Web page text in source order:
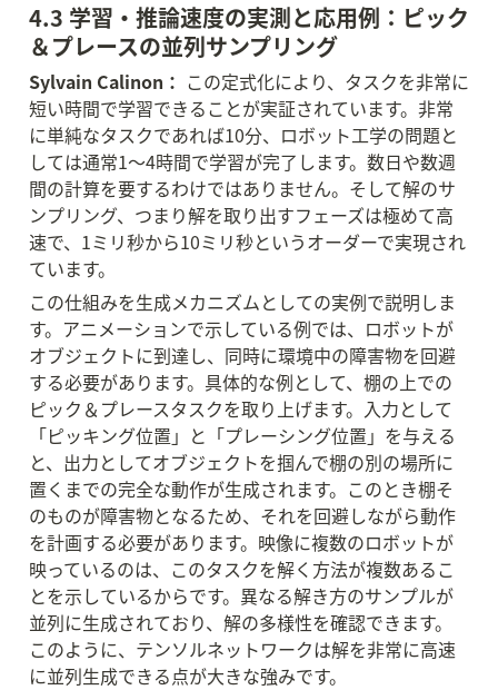
4.3 学習・推論速度の実測と応用例：ピック
＆プレースの並列サンプリング
Sylvain Calinon： この定式化により、タスクを非常に
短い時間で学習できることが実証されています。非常
に単純なタスクであれば10分、ロボット工学の問題と
しては通常1〜4時間で学習が完了します。数日や数週
間の計算を要するわけではありません。そして解のサ
ンプリング、つまり解を取り出すフェーズは極めて高
速で、1ミリ秒から10ミリ秒というオーダーで実現され
ています。
この仕組みを生成メカニズムとしての実例で説明しま
す。アニメーションで示している例では、ロボットが
オブジェクトに到達し、同時に環境中の障害物を回避
する必要があります。具体的な例として、棚の上での
ピック＆プレースタスクを取り上げます。入力として
「ピッキング位置」と「プレーシング位置」を与える
と、出力としてオブジェクトを掴んで棚の別の場所に
置くまでの完全な動作が生成されます。このとき棚そ
のものが障害物となるため、それを回避しながら動作
を計画する必要があります。映像に複数のロボットが
映っているのは、このタスクを解く方法が複数あるこ
とを示しているからです。異なる解き方のサンプルが
並列に生成されており、解の多様性を確認できます。
このように、テンソルネットワークは解を非常に高速
に並列生成できる点が大きな強みです。